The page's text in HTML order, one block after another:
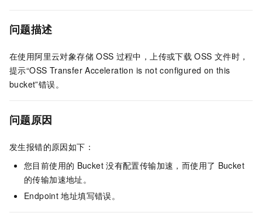
问题描述
在使用阿里云对象存储 OSS 过程中，上传或下载 OSS 文件时，
提示“OSS Transfer Acceleration is not configured on this
bucket”错误。
问题原因
发生报错的原因如下：
您目前使用的 Bucket 没有配置传输加速，而使用了 Bucket
的传输加速地址。
Endpoint 地址填写错误。